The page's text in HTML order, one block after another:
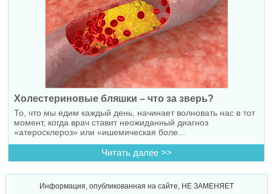
Холестериновые бляшки – что за зверь?
То, что мы едим каждый день, начинает волновать нас в тот
момент, когда врач ставит неожиданный диагноз
«атеросклероз» или «ишемическая боле...
Читать далее >>
Информация, опубликованная на сайте, НЕ ЗАМЕНЯЕТ